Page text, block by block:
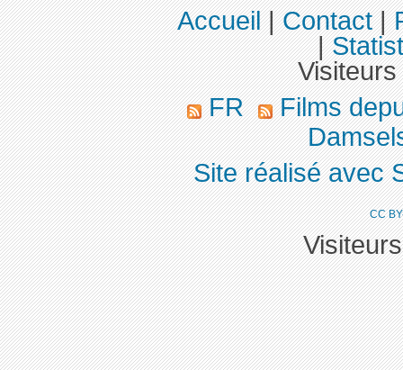
Accueil|Contact|
|
FR
Films
Site réalisé avec
CC